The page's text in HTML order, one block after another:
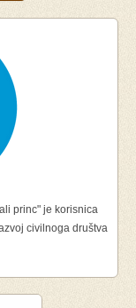
princ" je korisnica
civilnoga društva